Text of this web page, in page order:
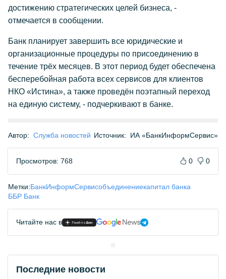
достижению стратегических целей бизнеса, -
отмечается в сообщении.
Банк планирует завершить все юридические и
организационные процедуры по присоединению в
течение трёх месяцев. В этот период будет обеспечена
бесперебойная работа всех сервисов для клиентов
НКО «Истина», а также проведён поэтапный переход
на единую систему, - подчеркивают в банке.
Автор: Служба новостей Источник: ИА «БанкИнформСервис»
Просмотров: 768 0 0
Метки:БанкИнформСервисобъединениекапитал банка
ББР Банк
Читайте нас в
Последние новости